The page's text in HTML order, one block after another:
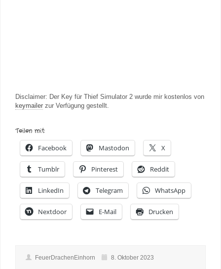
Disclaimer: Der Key für Thief Simulator 2 wurde mir kostenlos von
keymailer zur Verfügung gestellt.
Teilen mit:
Facebook Mastodon X
Tumblr Pinterest Reddit
LinkedIn Telegram WhatsApp
Nextdoor E-Mail Drucken
FeuerDrachenEinhorn 8. Oktober 2023